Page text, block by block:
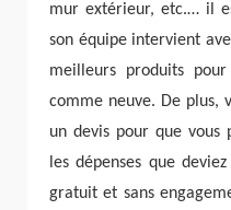
mur extérieur, etc.… il
son équipe intervient
meilleurs produits
comme neuve. De plus,
un devis pour que vous
les dépenses que
gratuit et sans